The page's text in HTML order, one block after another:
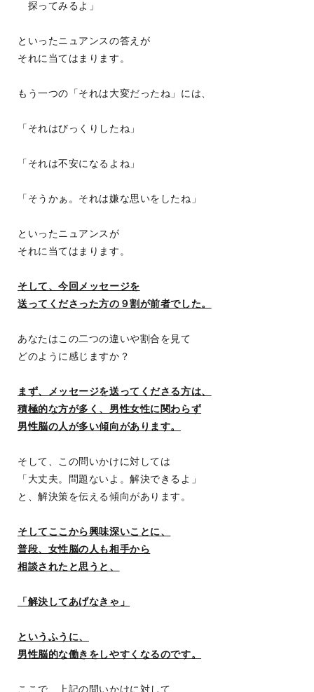
探ってみるよ」
といったニュアンスの答えが
それに当てはまります。
もう一つの「それは大変だったね」には、
「それはびっくりしたね」
「それは不安になるよね」
「そうかぁ。それは嫌な思いをしたね」
といったニュアンスが
それに当てはまります。
そして、今回メッセージを
送ってくださった方の９割が前者でした。
あなたはこの二つの違いや割合を見て
どのように感じますか？
まず、メッセージを送ってくださる方は、
積極的な方が多く、男性女性に関わらず
男性脳の人が多い傾向があります。
そして、この問いかけに対しては
「大丈夫。問題ないよ。解決できるよ」
と、解決策を伝える傾向があります。
そしてここから興味深いことに、
普段、女性脳の人も相手から
相談されたと思うと、
「解決してあげなきゃ」
というふうに、
男性脳的な働きをしやすくなるのです。
ここで、上記の問いかけに対して